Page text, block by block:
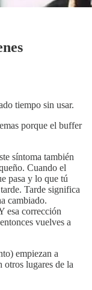
tiempo sin usar.
porque el buffer
síntoma también
Cuando el
pasa y lo que tú
Tarde significa
cambiado.
esa corrección
vuelves a
empiezan a
otros lugares de la